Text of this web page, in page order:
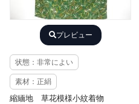
プレビュー
状態：非常によい
素材：正絹
縮緬地 草花模様小紋着物